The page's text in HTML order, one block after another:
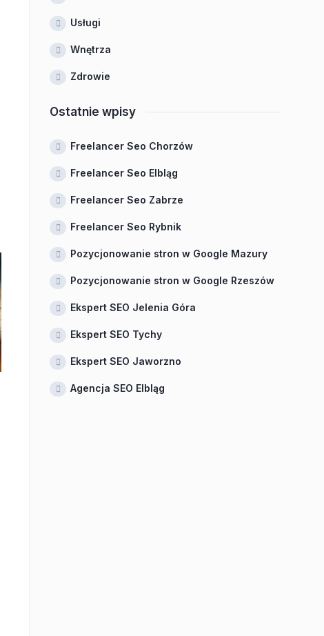
Usługi
Wnętrza
Zdrowie
Ostatnie wpisy
Freelancer Seo Chorzów
Freelancer Seo Elbląg
Freelancer Seo Zabrze
Freelancer Seo Rybnik
Pozycjonowanie stron w Google Mazury
Pozycjonowanie stron w Google Rzeszów
Ekspert SEO Jelenia Góra
Ekspert SEO Tychy
Ekspert SEO Jaworzno
Agencja SEO Elbląg